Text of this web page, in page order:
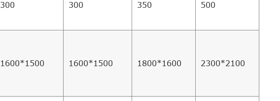
300 300 350 500
1600*1500 1600*1500 1800*1600 2300*2100